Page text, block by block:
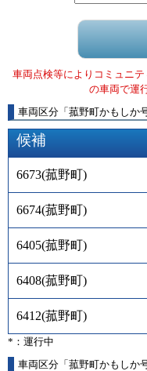
車両点検等によりコミュニ
の車両で運
車両区分 「 菰野町かもしか
候補
6673(菰野町)
6674(菰野町)
6405(菰野町)
6408(菰野町)
6412(菰野町)
*：運行中
車両区分「菰野町かもしか